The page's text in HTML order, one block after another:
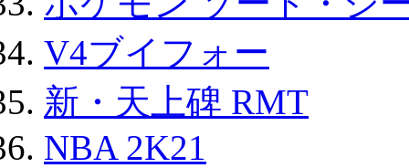
V4ブイフォー
新・天上碑 RMT
NBA 2K21